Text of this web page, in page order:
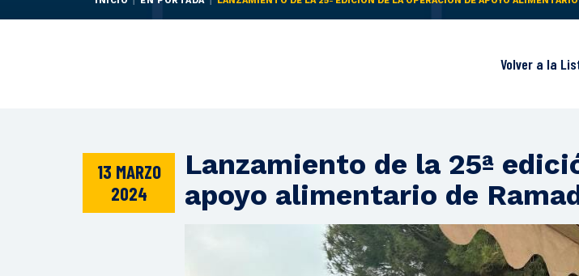
Volver a la
13 MARZO
2024
Lanzamiento de la 25ª
apoyo alimentario de